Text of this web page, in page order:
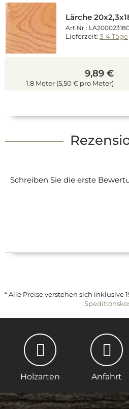
Lärche
Art.Nr.:
Lieferzeit: 3-4 Tage
9,89 €
1.8 Meter (5,50 € pro Meter)
Schreiben Sie die erste
* Alle Preise verstehen sich inklusive
Holzarten Anfahrt